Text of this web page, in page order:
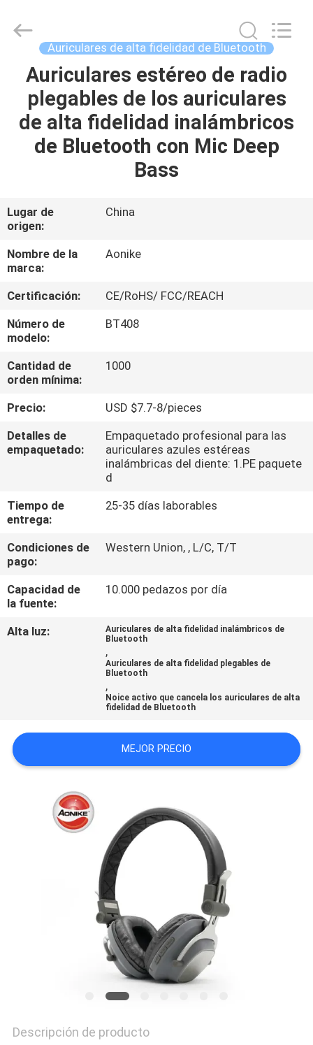
HOGAR
PRODUCTOS
VIAJE
DE
LA
FÁBRICA
CONTROL
DE
ÉNTRENOS
EN
CON
PIDA
UNA
CITA
PRIVACY
POLICY
Shengpai
Electronics
Reserved.
Auriculares de alta fidelidad de Bluetooth
Auriculares estéreo de radio
plegables de los auriculares
de alta fidelidad inalámbricos
de Bluetooth con Mic Deep
Bass
Lugar de
origen:
China
Nombre de la
marca:
Aonike
Certificación:
CE/RoHS/ FCC/REACH
Número de
modelo:
BT408
Cantidad de
orden mínima:
1000
Precio:
USD $7.7-8/pieces
Detalles de
empaquetado:
Empaquetado profesional para las
auriculares azules estéreas
inalámbricas del diente: 1.PE paquete
d
Tiempo de
entrega:
25-35 días laborables
Condiciones de
pago:
Western Union, , L/C, T/T
Capacidad de
la fuente:
10.000 pedazos por día
Alta luz:
Auriculares de alta fidelidad inalámbricos de
Bluetooth
,
Auriculares de alta fidelidad plegables de
Bluetooth
,
Noice activo que cancela los auriculares de alta
fidelidad de Bluetooth
MEJOR PRECIO
Descripción de producto